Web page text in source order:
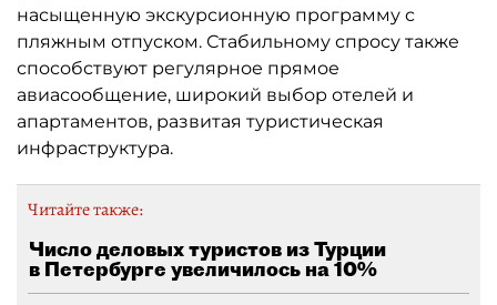
насыщенную экскурсионную программу с
пляжным отпуском. Стабильному спросу также
способствуют регулярное прямое
авиасообщение, широкий выбор отелей и
апартаментов, развитая туристическая
инфраструктура.
Читайте также:
Число деловых туристов из Турции
в Петербурге увеличилось на 10%